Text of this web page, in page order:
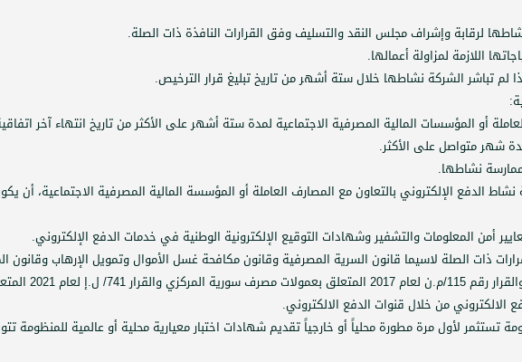
لرقابة وإشراف مجلس النقد والتسليف وفق القرارات النافذة ذات الصلة.
اللازمة لمزاولة أعمالها.
لم تباشر الشركة نشاطها خلال ستة أشهر من تاريخ تبليغ قرار الترخيص.
أو المؤسسات المالية المصرفية الاجتماعية لمدة ستة أشهر على الأكثر من تاريخ انتهاء آخر
شهر متواصل على الأكثر.
نشاطها.
الدفع الإلكتروني بالتعاون مع المصارف العاملة أو المؤسسة المالية المصرفية الاجتماعية،
أمن المعلومات والتشفير وشهادات التوقيع الإلكترونية الوطنية في خدمات الدفع الإلكتروني.
ذات الصلة لاسيما قانون السرية المصرفية وقانون مكافحة غسل الأموال وتمويل الإرهاب وقانون
وخدمات الشبكة
الالكتروني من خلال قنوات الدفع الالكتروني.
لأول مرة مطورة محلياً أو خارجياً تقديم شهادات اختبار معيارية محلية أو عالمية للمنظومة